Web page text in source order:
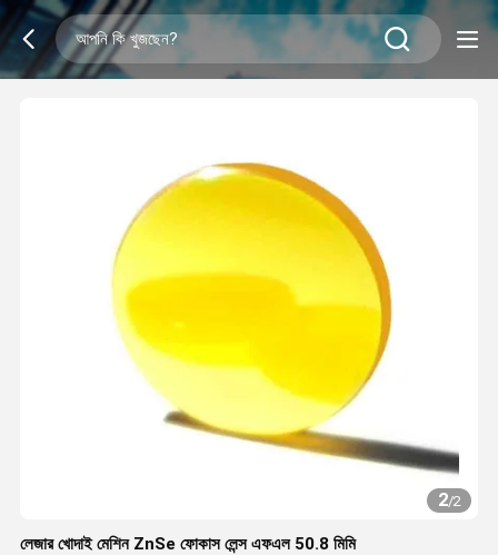
2/2
লেজার খোদাই মেশিন ZnSe ফোকাস লেন্স এফএল 50.8 মিমি